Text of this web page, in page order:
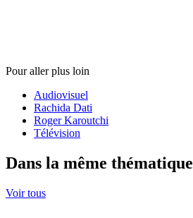
Pour aller plus loin
Audiovisuel
Rachida Dati
Roger Karoutchi
Télévision
Dans la même thématique
Voir tous